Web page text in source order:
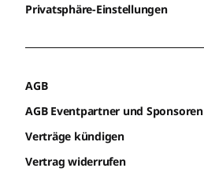
Privatsphäre-Einstellungen
AGB
AGB Eventpartner und Sponsoren
Verträge kündigen
Vertrag widerrufen